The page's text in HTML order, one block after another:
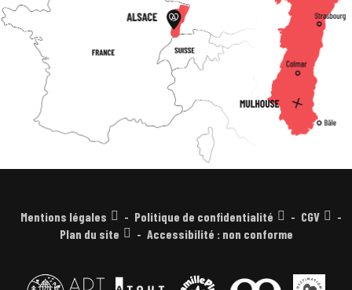
Mentions légales Politique de confidentialité
CGV
Plan du site
Accessibilité : non conforme